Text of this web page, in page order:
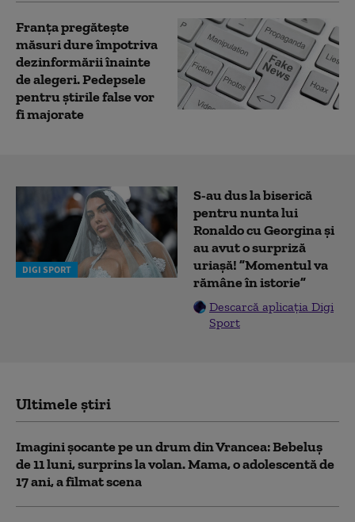
Franța pregătește
măsuri dure împotriva
dezinformării înainte
de alegeri. Pedepsele
pentru știrile false vor
fi majorate
DIGI SPORT
S-au dus la biserică
pentru nunta lui
Ronaldo cu Georgina și
au avut o surpriză
uriașă! ”Momentul va
rămâne în istorie”
Descarcă aplicația Digi
Sport
Ultimele știri
Imagini șocante pe un drum din Vrancea: Bebeluș
de 11 luni, surprins la volan. Mama, o adolescentă de
17 ani, a filmat scena